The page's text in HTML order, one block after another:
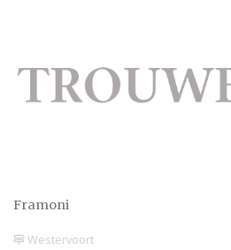
Framoni
Westervoort